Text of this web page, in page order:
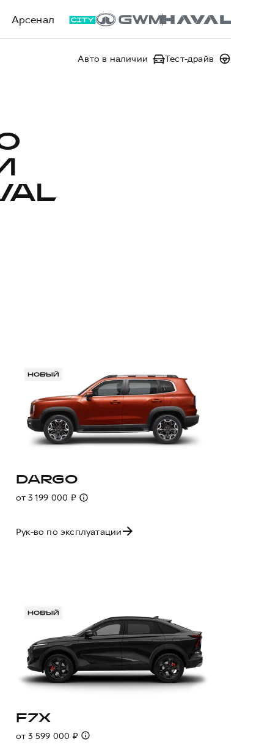
Арсенал
Авто в наличии Тест-драйв
DARGO
от 3 199 000 ₽
Рук-во по эксплуатации
F7X
от 3 599 000 ₽